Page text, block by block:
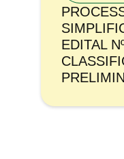
EDITAL